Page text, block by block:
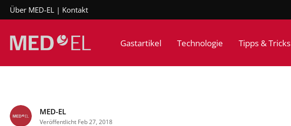
Über MED-EL Kontakt
Gastartikel Technologie Tipps & Tricks
MED-EL
Veröffentlicht Feb 27, 2018